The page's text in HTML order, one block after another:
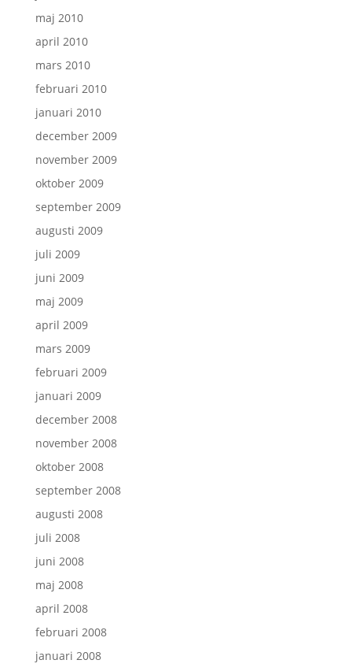
maj 2010
april 2010
mars 2010
februari 2010
januari 2010
december 2009
november 2009
oktober 2009
september 2009
augusti 2009
juli 2009
juni 2009
maj 2009
april 2009
mars 2009
februari 2009
januari 2009
december 2008
november 2008
oktober 2008
september 2008
augusti 2008
juli 2008
juni 2008
maj 2008
april 2008
februari 2008
januari 2008